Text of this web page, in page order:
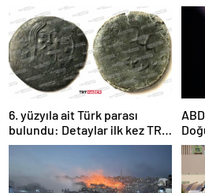
6. yüzyıla ait Türk parası
bulundu: Detaylar ilk kez TRT
Haber’de